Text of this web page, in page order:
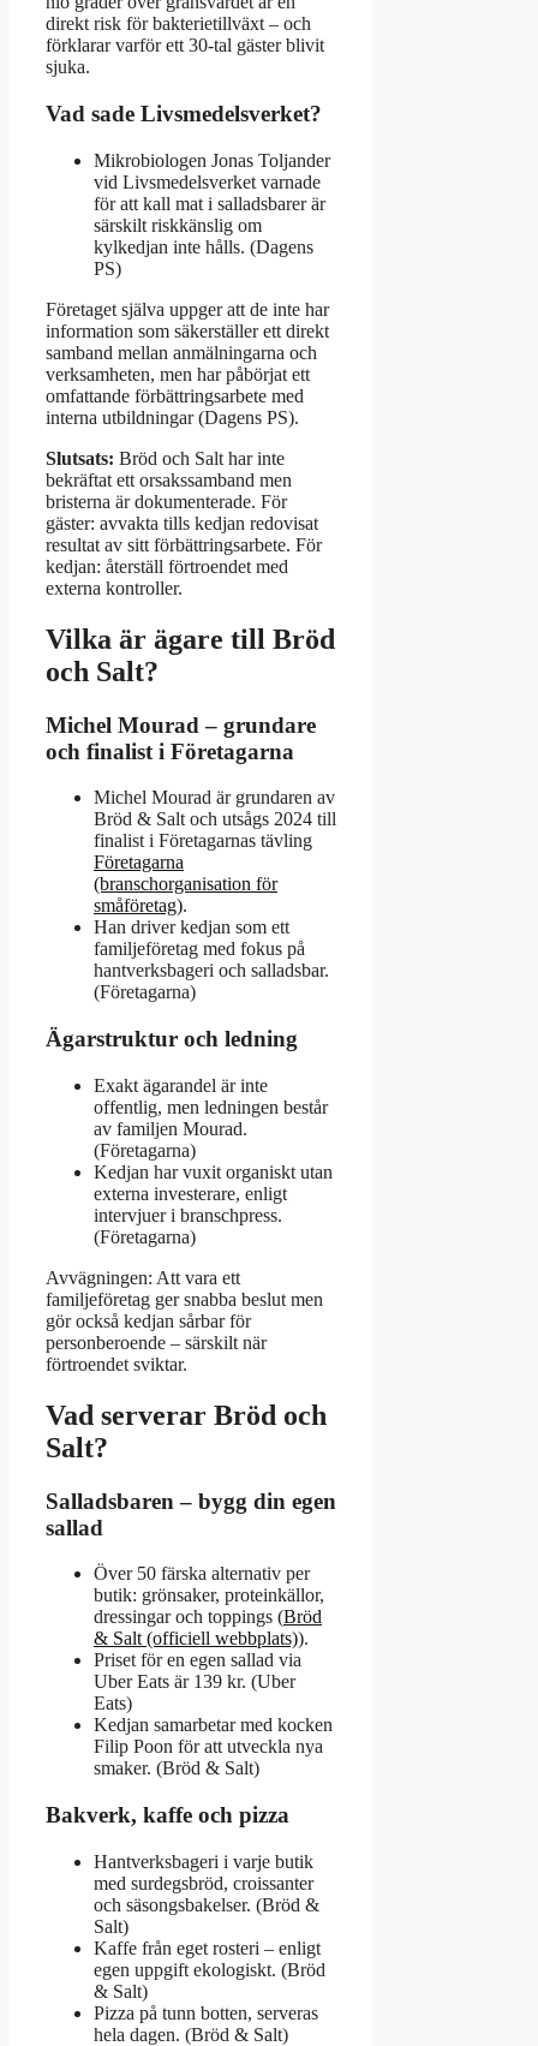
direkt risk för bakterietillväxt – och
förklarar varför ett 30-tal gäster blivit
sjuka.
Vad sade Livsmedelsverket?
Mikrobiologen Jonas Toljander
vid Livsmedelsverket varnade
för att kall mat i salladsbarer är
särskilt riskkänslig om
kylkedjan inte hålls. (Dagens
PS)
Företaget själva uppger att de inte har
information som säkerställer ett direkt
samband mellan anmälningarna och
verksamheten, men har påbörjat ett
omfattande förbättringsarbete med
interna utbildningar (Dagens PS).
Slutsats: Bröd och Salt har inte
bekräftat ett orsakssamband men
bristerna är dokumenterade. För
gäster: avvakta tills kedjan redovisat
resultat av sitt förbättringsarbete. För
kedjan: återställ förtroendet med
externa kontroller.
Vilka är ägare till Bröd
och Salt?
Michel Mourad – grundare
och finalist i Företagarna
Michel Mourad är grundaren av
Bröd & Salt och utsågs 2024 till
finalist i Företagarnas tävling
Företagarna
(branschorganisation för
småföretag).
Han driver kedjan som ett
familjeföretag med fokus på
hantverksbageri och salladsbar.
(Företagarna)
Ägarstruktur och ledning
Exakt ägarandel är inte
offentlig, men ledningen består
av familjen Mourad.
(Företagarna)
Kedjan har vuxit organiskt utan
externa investerare, enligt
intervjuer i branschpress.
(Företagarna)
Avvägningen: Att vara ett
familjeföretag ger snabba beslut men
gör också kedjan sårbar för
personberoende – särskilt när
förtroendet sviktar.
Vad serverar Bröd och
Salt?
Salladsbaren – bygg din egen
sallad
Över 50 färska alternativ per
butik: grönsaker, proteinkällor,
dressingar och toppings (Bröd
& Salt (officiell webbplats)).
Priset för en egen sallad via
Uber Eats är 139 kr. (Uber
Eats)
Kedjan samarbetar med kocken
Filip Poon för att utveckla nya
smaker. (Bröd & Salt)
Bakverk, kaffe och pizza
Hantverksbageri i varje butik
med surdegsbröd, croissanter
och säsongsbakelser. (Bröd &
Salt)
Kaffe från eget rosteri – enligt
egen uppgift ekologiskt. (Bröd
& Salt)
Pizza på tunn botten, serveras
hela dagen. (Bröd & Salt)